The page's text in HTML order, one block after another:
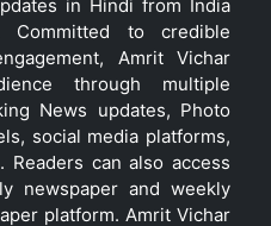
in Hindi from India
to credible
Amrit Vichar
through multiple
News updates, Photo
social media platforms,
can also access
newspaper and weekly
platform. Amrit Vichar